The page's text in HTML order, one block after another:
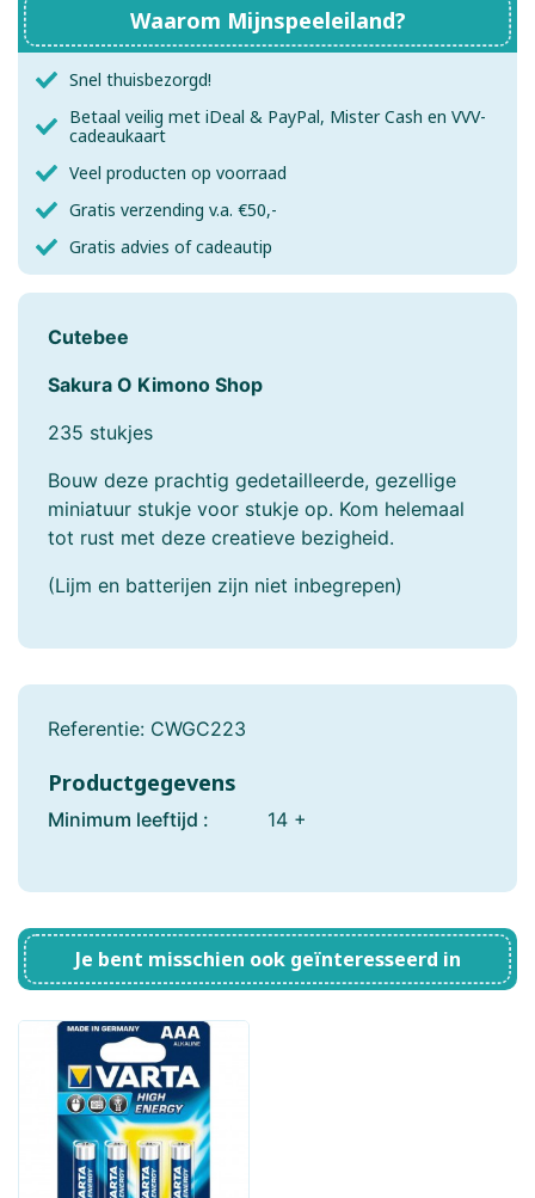
Waarom Mijnspeeleiland?
Snel thuisbezorgd!
Betaal veilig met iDeal & PayPal, Mister Cash en VVV-
cadeaukaart
Veel producten op voorraad
Gratis verzending v.a. €50,-
Gratis advies of cadeautip
Cutebee
Sakura O Kimono Shop
235 stukjes
Bouw deze prachtig gedetailleerde, gezellige
miniatuur stukje voor stukje op. Kom helemaal
tot rust met deze creatieve bezigheid.
(Lijm en batterijen zijn niet inbegrepen)
Referentie: CWGC223
Productgegevens
Minimum leeftijd : 14 +
Je bent misschien ook geïnteresseerd in